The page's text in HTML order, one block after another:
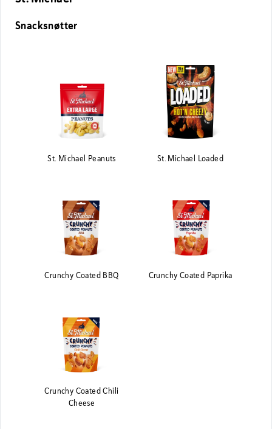
Snacksnøtter
St. Michael Peanuts St. Michael Loaded
Crunchy Coated BBQ Crunchy Coated Paprika
Crunchy Coated Chili
Cheese